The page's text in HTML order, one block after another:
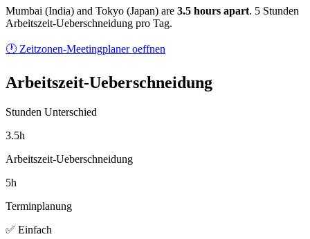
Mumbai (India) and Tokyo (Japan) are 3.5 hours apart. 5 Stunden
Arbeitszeit-Ueberschneidung pro Tag.
🕐 Zeitzonen-Meetingplaner oeffnen
Arbeitszeit-Ueberschneidung
Stunden Unterschied
3.5h
Arbeitszeit-Ueberschneidung
5h
Terminplanung
✅ Einfach